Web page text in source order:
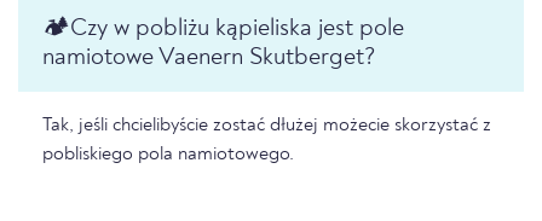
🏕️️Czy w pobliżu kąpieliska jest pole
namiotowe Vaenern Skutberget?
Tak, jeśli chcielibyście zostać dłużej możecie skorzystać z
pobliskiego pola namiotowego.